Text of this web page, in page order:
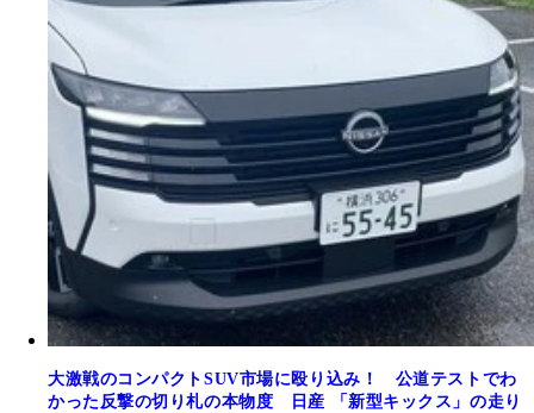
大激戦のコンパクトSUV市場に殴り込み！ 公道テストでわ
かった反撃の切り札の本物度 日産 「新型キックス」の走り